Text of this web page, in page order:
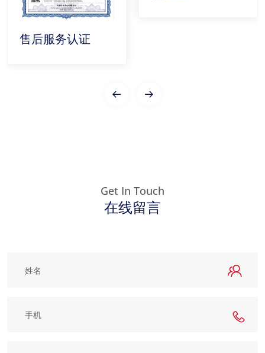
售后服务认证
Get In Touch
在线留言